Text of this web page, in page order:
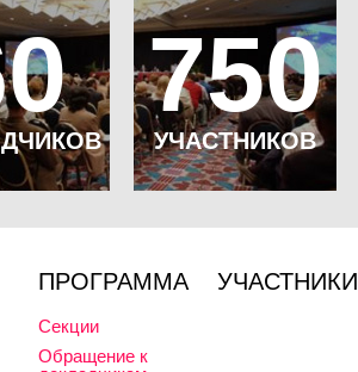
750
УЧАСТНИКОВ
ПРОГРАММА
Секции
Обращение к
УЧАСТНИКИ